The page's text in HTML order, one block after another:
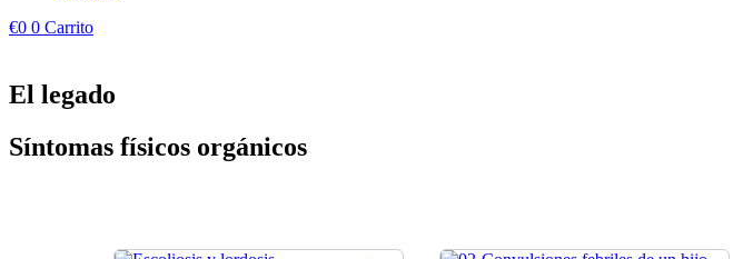
€0 0 Carrito
El legado
Síntomas físicos orgánicos